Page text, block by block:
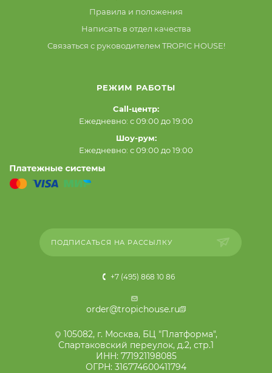
Правила и положения
Написать в отдел качества
Связаться с руководителем TROPIC HOUSE!
РЕЖИМ РАБОТЫ
Call-центр:
Ежедневно: с 09:00 до 19:00
Шоу-рум:
Ежедневно: с 09:00 до 19:00
ПОДПИСАТЬСЯ НА РАССЫЛКУ
+7 (495) 868 10 86
order@tropichouse.ru
105082, г. Москва, БЦ "Платформа",
Спартаковский переулок, д.2, стр.1
ИНН: 771921198085
ОГРН: 316774600411794